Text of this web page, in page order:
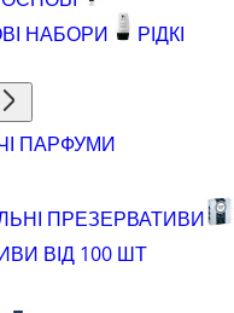
НАБОРИ
РІДКІ
ПАРФУМИ
ПРЕЗЕРВАТИВИ
ВІД 100 ШТ